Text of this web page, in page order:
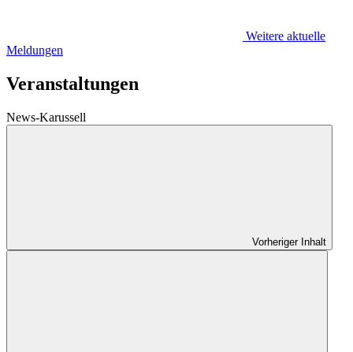
Weitere aktuelle
Meldungen
Veranstaltungen
News-Karussell
Vorheriger Inhalt